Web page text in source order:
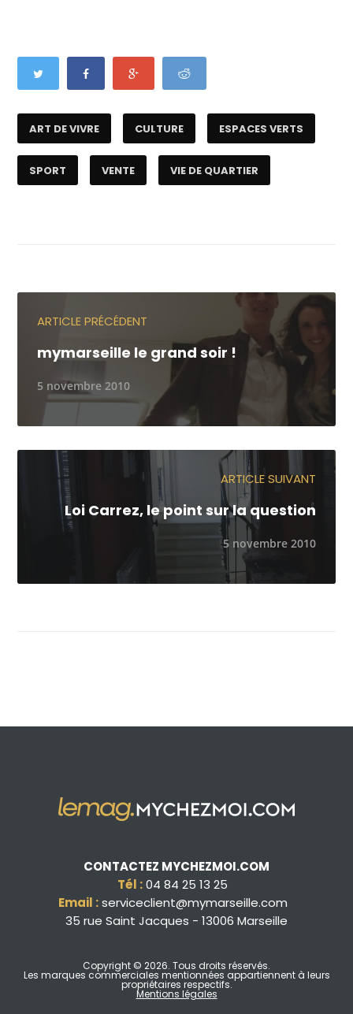
ART DE VIVRE CULTURE ESPACES VERTS
SPORT VENTE VIE DE QUARTIER
ARTICLE PRÉCÉDENT
mymarseille le grand soir !
5 novembre 2010
ARTICLE SUIVANT
Loi Carrez, le point sur la question
5 novembre 2010
CONTACTEZ MYCHEZMOI.COM
Tél :04 84 25 13 25
Email : serviceclient@mymarseille.com
35 rue Saint Jacques - 13006 Marseille
Copyright © 2026. Tous droits réservés.
Les marques commerciales mentionnées appartiennent à leurs
propriétaires respectifs.
Mentions légales